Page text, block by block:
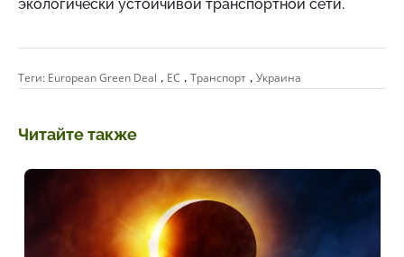
экологически устойчивой транспортной сети.
Теги: European Green Deal , ЕС , Транспорт , Украина
Читайте также